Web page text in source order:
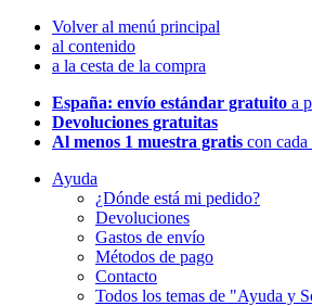
Volver al menú principal
al contenido
a la cesta de la compra
España: envío estándar gratuito a
Devoluciones gratuitas
Al menos 1 muestra gratis con
Ayuda
¿Dónde está mi pedido?
Devoluciones
Gastos de envío
Métodos de pago
Contacto
Todos los temas de "Ayuda y